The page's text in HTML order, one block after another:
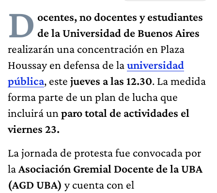
D ocentes, no docentes y estudiantes
de la Universidad de Buenos Aires
realizarán una concentración en Plaza
Houssay en defensa de launiversidad
pública, este jueves a las 12.30. La medida
forma parte de un plan de lucha que
incluirá un paro total de actividades el
viernes 23.
La jornada de protesta fue convocada por
laAsociación Gremial Docente de la UBA
(AGD UBA) y cuenta con el